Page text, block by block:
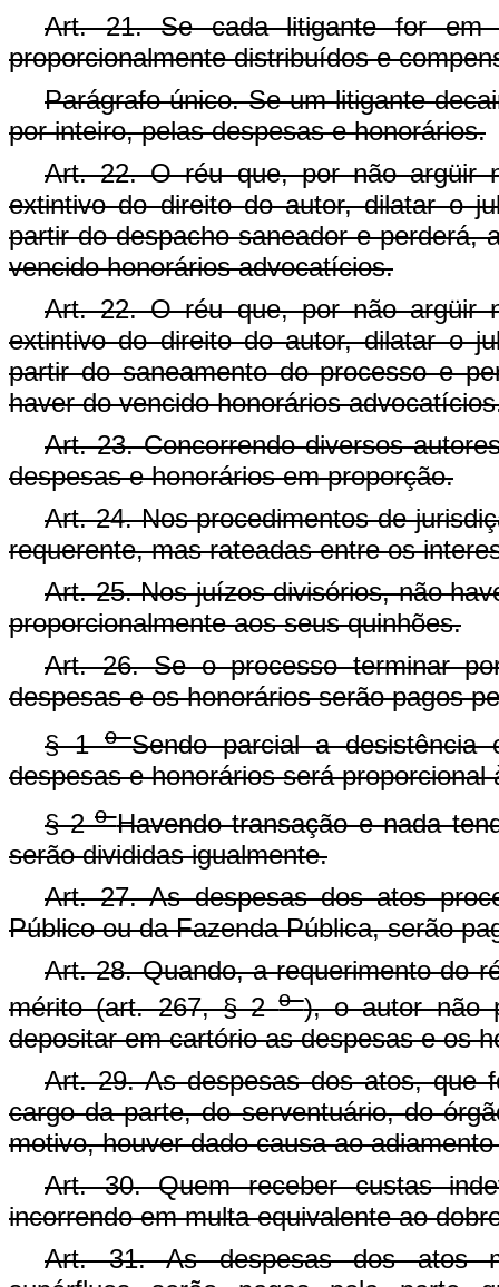
Art. 21. Se cada litigante for em
proporcionalmente distribuídos e
Parágrafo único. Se um litigante
por inteiro, pelas despesas e honorários.
Art. 22. O réu que, por não argüir
extintivo do direito do autor, dilatar o
partir do despacho saneador e perderá,
vencido honorários advocatícios.
Art. 22. O réu que, por não argüir
extintivo do direito do autor, dilatar o
partir do saneamento do processo e
haver do vencido honorários
Art. 23. Concorrendo diversos
despesas e honorários em proporção.
Art. 24. Nos procedimentos de
requerente, mas rateadas entre os
Art. 25. Nos juízos divisórios, não
proporcionalmente aos seus quinhões.
Art. 26. Se o processo terminar
despesas e os honorários serão pagos
§ 1oSendo parcial a desistência
despesas e honorários será
§ 2oHavendo transação e nada
serão divididas igualmente.
Art. 27. As despesas dos atos
Público ou da Fazenda Pública, serão
Art. 28. Quando, a requerimento do
mérito (art. 267, § 2o), o autor não
depositar em cartório as despesas e os
Art. 29. As despesas dos atos, que
cargo da parte, do serventuário, do
motivo, houver dado causa ao
Art. 30. Quem receber custas
incorrendo em multa equivalente ao
Art. 31. As despesas dos atos